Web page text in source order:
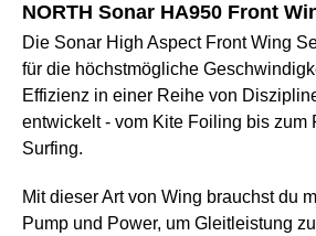
NORTH Sonar HA950 Front
Die Sonar High Aspect Front Wing
für die höchstmögliche
Effizienz in einer Reihe von
entwickelt - vom Kite Foiling bis zum
Surfing.
Mit dieser Art von Wing brauchst du
Pump und Power, um Gleitleistung